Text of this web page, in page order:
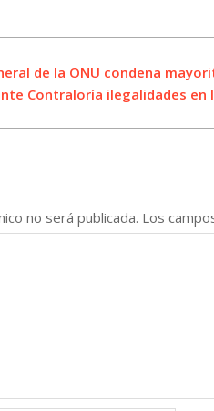
de la ONU condena
Contraloría ilegalidades
no será publicada. Los